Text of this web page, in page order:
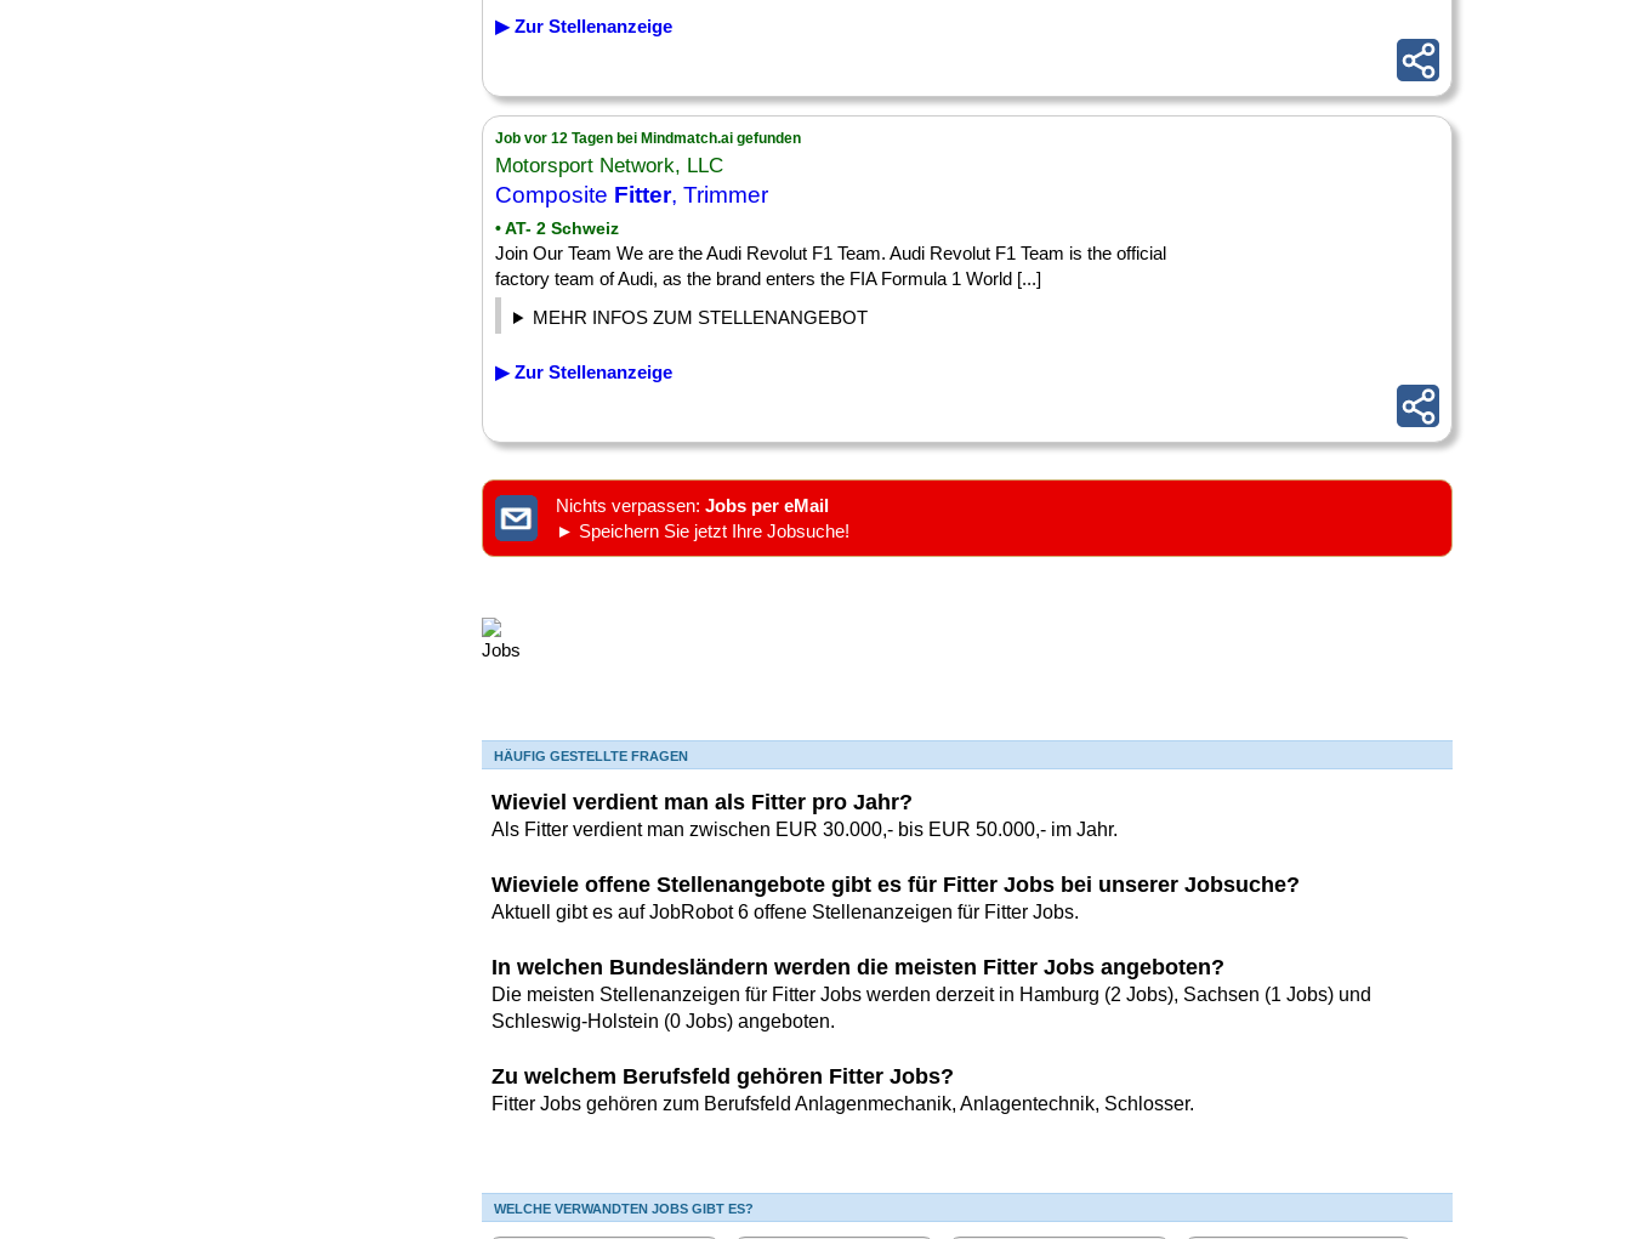
▶ Zur Stellenanzeige
Job vor 12 Tagen bei Mindmatch.ai gefunden
Motorsport Network, LLC
Composite Fitter, Trimmer
• AT- 2 Schweiz
Join Our Team We are the Audi Revolut F1 Team. Audi Revolut F1 Team is the official
factory team of Audi, as the brand enters the FIA Formula 1 World [...]
MEHR INFOS ZUM STELLENANGEBOT
▶ Zur Stellenanzeige
Nichts verpassen: Jobs per eMail
► Speichern Sie jetzt Ihre Jobsuche!
HÄUFIG GESTELLTE FRAGEN
Wieviel verdient man als Fitter pro Jahr?
Als Fitter verdient man zwischen EUR 30.000,- bis EUR 50.000,- im Jahr.
Wieviele offene Stellenangebote gibt es für Fitter Jobs bei unserer Jobsuche?
Aktuell gibt es auf JobRobot 6 offene Stellenanzeigen für Fitter Jobs.
In welchen Bundesländern werden die meisten Fitter Jobs angeboten?
Die meisten Stellenanzeigen für Fitter Jobs werden derzeit in Hamburg (2 Jobs), Sachsen (1 Jobs) und
Schleswig-Holstein (0 Jobs) angeboten.
Zu welchem Berufsfeld gehören Fitter Jobs?
Fitter Jobs gehören zum Berufsfeld Anlagenmechanik, Anlagentechnik, Schlosser.
WELCHE VERWANDTEN JOBS GIBT ES?